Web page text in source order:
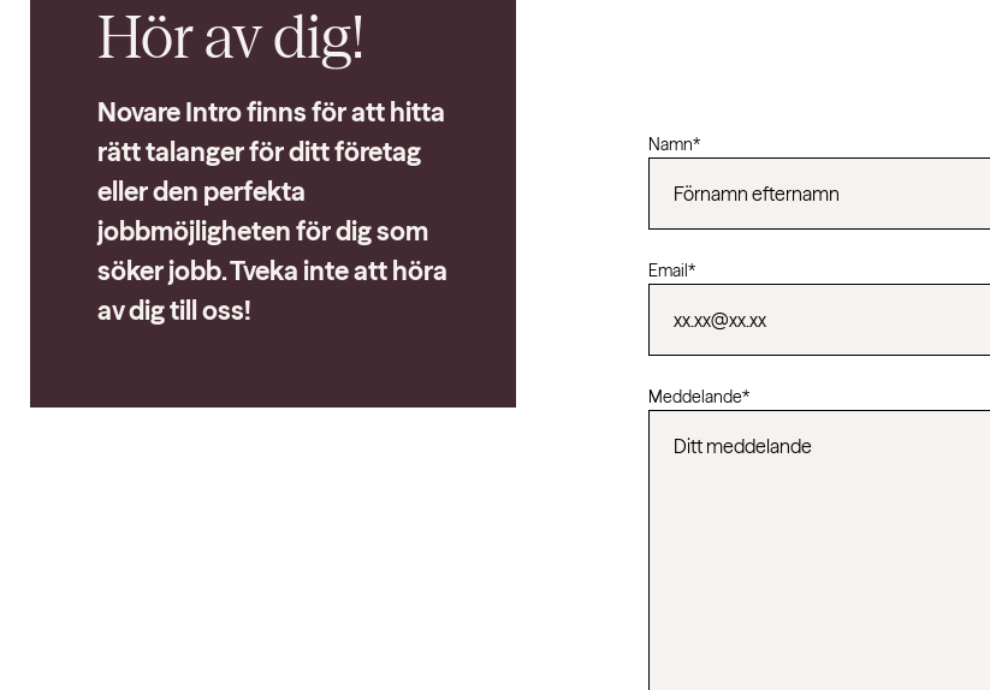
Hör av dig!
Novare Intro finns för att hitta
rätt talanger för ditt företag
eller den perfekta
jobbmöjligheten för dig som
söker jobb. Tveka inte att höra
av dig till oss!
Namn*
Email*
Meddelande*